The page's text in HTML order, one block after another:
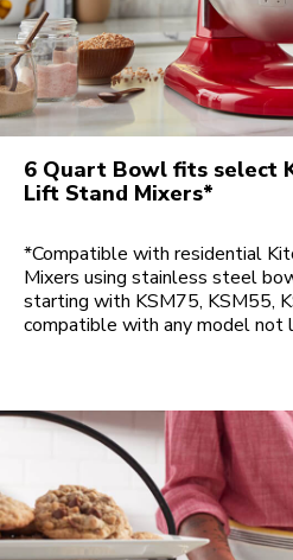
6 Quart Bowl fits select
Lift Stand Mixers*
*Compatible with residential
Mixers using stainless steel
starting with KSM75, KSM55,
compatible with any model not